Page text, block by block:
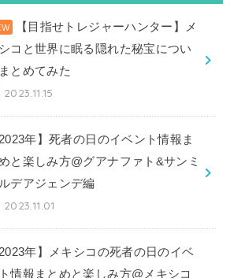
【目指せトレジャーハンター】メ
コと世界に眠る隠れた秘宝につい
とめてみた
2023.11.15
2023年】死者の日のイベント情報ま
と楽しみ方@グアナファト&サンミ
デアジェンデ編
2023.11.01
2023年】メキシコの死者の日のイベ
情報まとめと楽しみ方@メキシコ